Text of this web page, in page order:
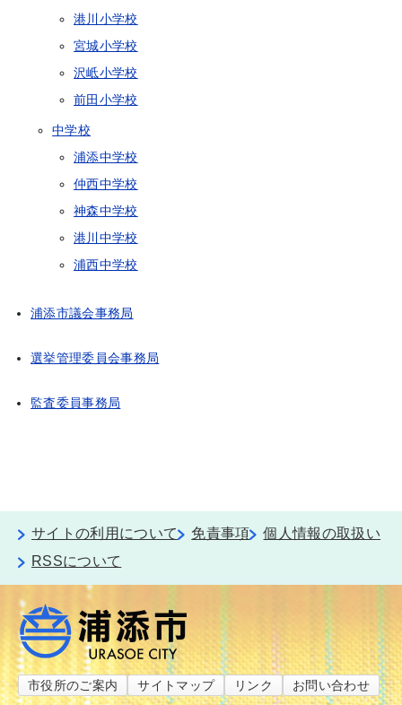
港川小学校
宮城小学校
沢岻小学校
前田小学校
中学校
浦添中学校
仲西中学校
神森中学校
港川中学校
浦西中学校
浦添市議会事務局
選挙管理委員会事務局
監査委員事務局
サイトの利用について 免責事項
個人情報の取扱い
RSSについて
市役所のご案内 サイトマップ リンク
お問い合わせ